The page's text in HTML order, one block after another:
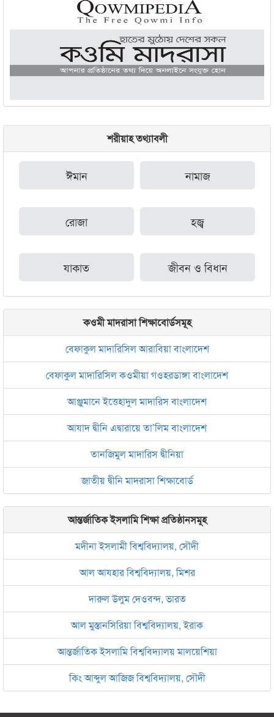
শরীয়াহ তথ্যাবলী
ঈমান নামাজ
রোজা হজ্ব
যাকাত জীবন ও বিধান
কওমী মাদরাসা শিক্ষাবোর্ডসমূহ
বেফাকুল মাদারিসিল আরাবিয়া বাংলাদেশ
বেফাকুল মাদারিসিল কওমীয়া গওহরডাঙ্গা বাংলাদেশ
আঞ্জুমানে ইত্তেহাদুল মাদারিস বাংলাদেশ
আযাদ দ্বীনি এদ্বারায়ে তা’লিম বাংলাদেশ
তানজিমুল মাদারিস দ্বীনিয়া
জাতীয় দ্বীনি মাদরাসা শিক্ষাবোর্ড
আন্তর্জাতিক ইসলামি শিক্ষা প্রতিষ্ঠানসমূহ
মদীনা ইসলামী বিশ্ববিদ্যালয়, সৌদী
আল আযহার বিশ্ববিদ্যালয়, মিশর
দারুল উলুম দেওবন্দ, ভারত
আল মুস্তানসিরিয়া বিশ্ববিদ্যালয়, ইরাক
আন্তর্জাতিক ইসলামি বিশ্ববিদ্যালয় মালয়েশিয়া
কিং আব্দুল আজিজ বিশ্ববিদ্যালয়, সৌদী